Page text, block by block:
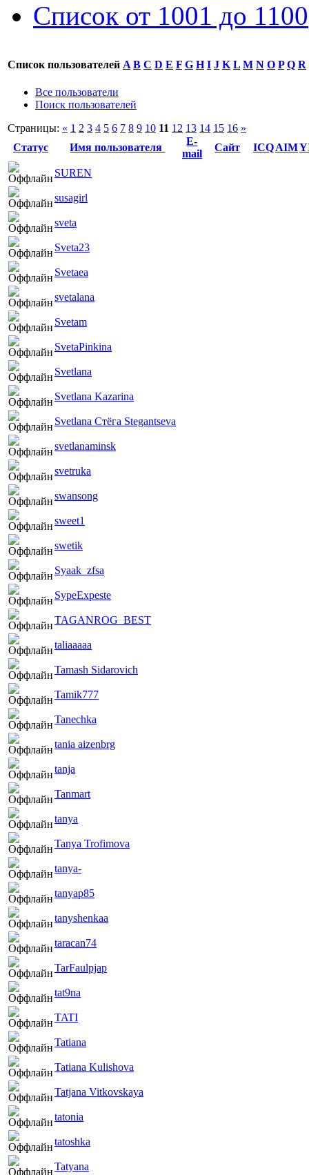
Список от 1001 до 1100
Список пользователей A B C D E F G H I J K L M N O P Q R
Все пользователи
Поиск пользователей
Страницы: « 1 2 3 4 5 6 7 8 9 10 11 12 13 14 15 16 »
Статус
Имя пользователя
E-
mail
Сайт ICQAIM
SUREN
susagirl
sveta
Sveta23
Svetaea
svetalana
Svetam
SvetaPinkina
Svetlana
Svetlana Kazarina
Svetlana Стёга Stegantseva
svetlanaminsk
svetruka
swansong
sweet1
swetik
Syaak_zfsa
SypeExpeste
TAGANROG_BEST
taliaaaaa
Tamash Sidarovich
Tamik777
Tanechka
tania aizenbrg
tanja
Tanmart
tanya
Tanya Trofimova
tanya-
tanyap85
tanyshenkaa
taracan74
TarFaulpjap
tat9na
TATI
Tatiana
Tatiana Kulishova
Tatjana Vitkovskaya
tatonia
tatoshka
Tatyana